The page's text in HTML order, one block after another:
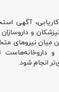
آگهی
و
میان نیروهای
و
انجام شود.